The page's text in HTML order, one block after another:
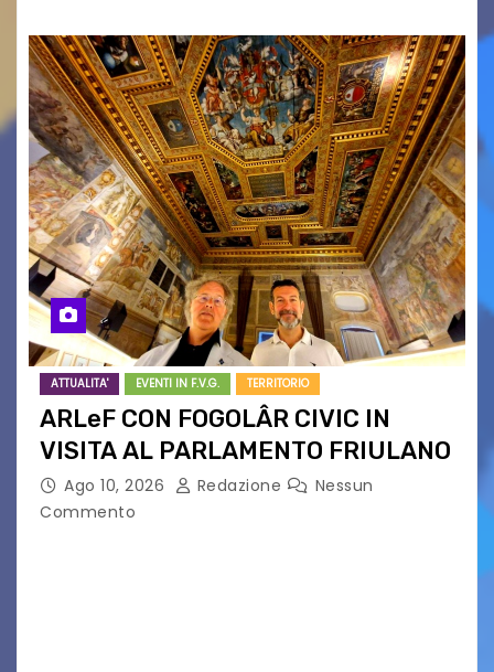
ATTUALITA' EVENTI IN F.V.G. TERRITORIO
ARLeF CON FOGOLÂR CIVIC IN
VISITA AL PARLAMENTO FRIULANO
Ago 10, 2026 Redazione
Nessun
Commento